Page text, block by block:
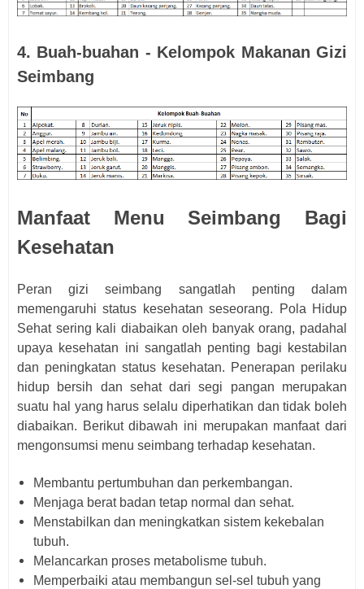
4. Buah-buahan - Kelompok Makanan Gizi
Seimbang
Manfaat Menu Seimbang Bagi
Kesehatan
Peran gizi seimbang sangatlah penting dalam
memengaruhi status kesehatan seseorang. Pola Hidup
Sehat sering kali diabaikan oleh banyak orang, padahal
upaya kesehatan ini sangatlah penting bagi kestabilan
dan peningkatan status kesehatan. Penerapan perilaku
hidup bersih dan sehat dari segi pangan merupakan
suatu hal yang harus selalu diperhatikan dan tidak boleh
diabaikan. Berikut dibawah ini merupakan manfaat dari
mengonsumsi menu seimbang terhadap kesehatan.
Membantu pertumbuhan dan perkembangan.
Menjaga berat badan tetap normal dan sehat.
Menstabilkan dan meningkatkan sistem kekebalan
tubuh.
Melancarkan proses metabolisme tubuh.
Memperbaiki atau membangun sel-sel tubuh yang